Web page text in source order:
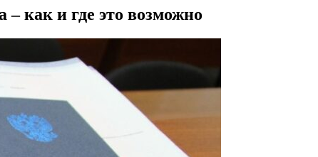
как и где это возможно